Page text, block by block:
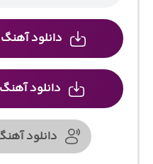
دانلود آهنگ
دانلود آهنگ
دانلود